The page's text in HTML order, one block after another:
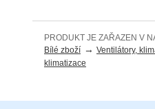
PRODUKT JE ZAŘAZEN V
Bílé zboží → Ventilátory,
klimatizace